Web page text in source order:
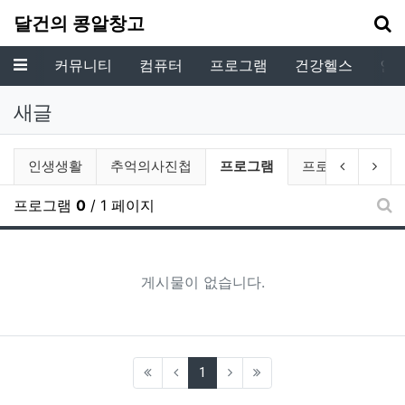
달건의 콩알창고
메뉴 커뮤니티 컴퓨터 프로그램 건강헬스 인
새글
전체게시물 그룹 목록
인생생활 추억의사진첩 현재 그룹
프로그램 프로젝트이전 그룹
다
프로그램 0 / 1 페이지
새
게시물이 없습니다.
1 (current)